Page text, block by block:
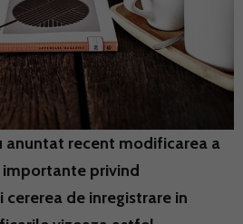
recent modificarea a
privind
cererea de inregistrare in